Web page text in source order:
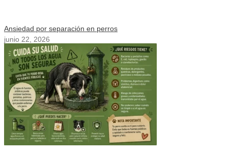
Ansiedad por separación en perros
junio 22, 2026